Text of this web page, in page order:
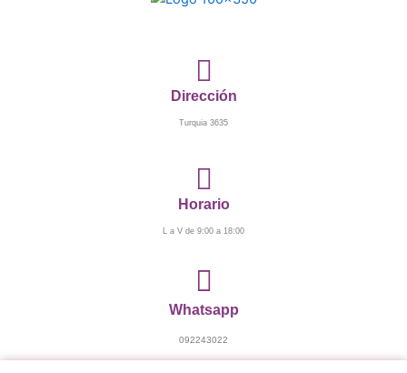
Dirección
Turquia 3635
Horario
L a V de 9:00 a 18:00
Whatsapp
092243022